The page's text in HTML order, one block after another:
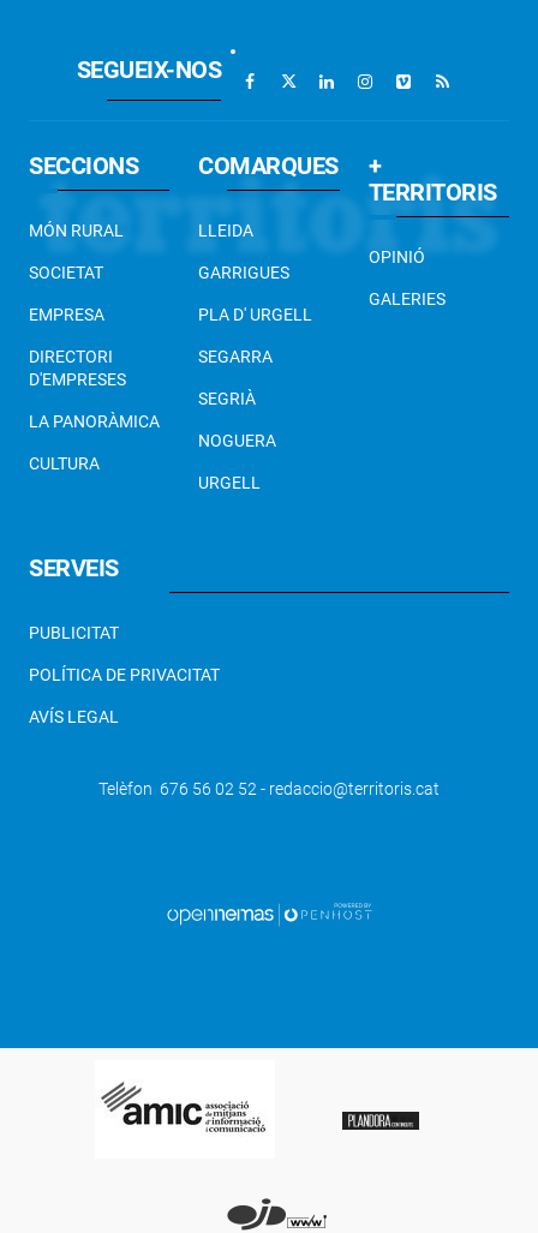
L’oferta gastronòmica de les Garrigues
arriba al mercat italià
SEGUEIX-NOS
SECCIONS
MÓN RURAL
SOCIETAT
EMPRESA
DIRECTORI
D'EMPRESES
LA PANORÀMICA
CULTURA
COMARQUES
LLEIDA
GARRIGUES
PLA D' URGELL
SEGARRA
SEGRIÀ
NOGUERA
URGELL
+
TERRITORIS
OPINIÓ
GALERIES
SERVEIS
PUBLICITAT
POLÍTICA DE PRIVACITAT
AVÍS LEGAL
Telèfon 676 56 02 52 - redaccio@territoris.cat